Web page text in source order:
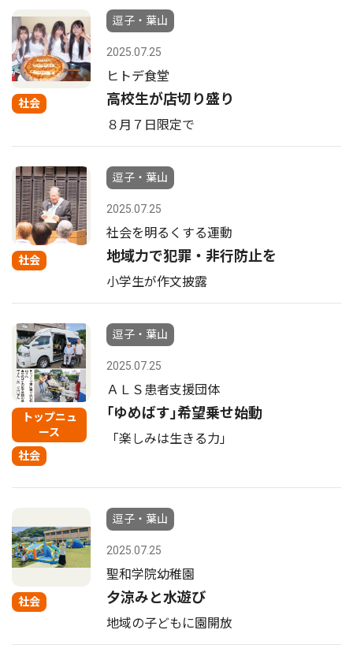
社会
逗子・葉山
2025.07.25
ヒトデ食堂
高校生が店切り盛り
８月７日限定で
社会
逗子・葉山
2025.07.25
社会を明るくする運動
地域力で犯罪・非行防止を
小学生が作文披露
トップニュ
ース
社会
逗子・葉山
2025.07.25
ＡＬＳ患者支援団体
｢ゆめばす｣希望乗せ始動
「楽しみは生きる力」
社会
逗子・葉山
2025.07.25
聖和学院幼稚園
夕涼みと水遊び
地域の子どもに園開放